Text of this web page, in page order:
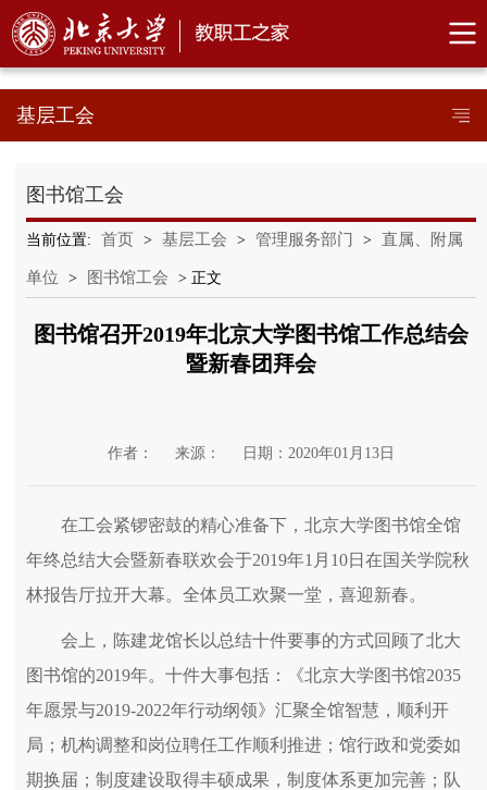
基层工会
图书馆工会
当前位置: 首页 > 基层工会 > 管理服务部门 > 直属、附属
单位 > 图书馆工会 > 正文
图书馆召开2019年北京大学图书馆工作总结会
暨新春团拜会
作者： 来源： 日期：2020年01月13日
在工会紧锣密鼓的精心准备下，北京大学图书馆全馆
年终总结大会暨新春联欢会于2019年1月10日在国关学院秋
林报告厅拉开大幕。全体员工欢聚一堂，喜迎新春。
会上，陈建龙馆长以总结十件要事的方式回顾了北大
图书馆的2019年。十件大事包括：《北京大学图书馆2035
年愿景与2019-2022年行动纲领》汇聚全馆智慧，顺利开
局；机构调整和岗位聘任工作顺利推进；馆行政和党委如
期换届；制度建设取得丰硕成果，制度体系更加完善；队